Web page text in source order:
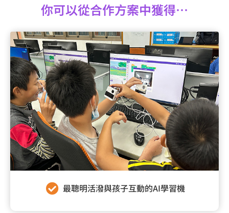
你可以從合作方案中獲得…
最聰明活潑與孩子互動的AI學習機